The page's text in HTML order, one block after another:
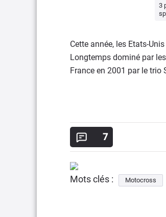
3
Cette année, les Etats-
Longtemps dominé par
France en 2001 par le trio
7
Mots clés : Motocross